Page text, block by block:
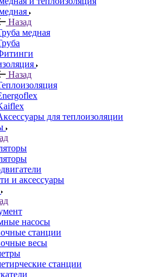
Назад
медная
Назад
для теплоизоляции
и аксессуары
насосы
станции
весы
станции